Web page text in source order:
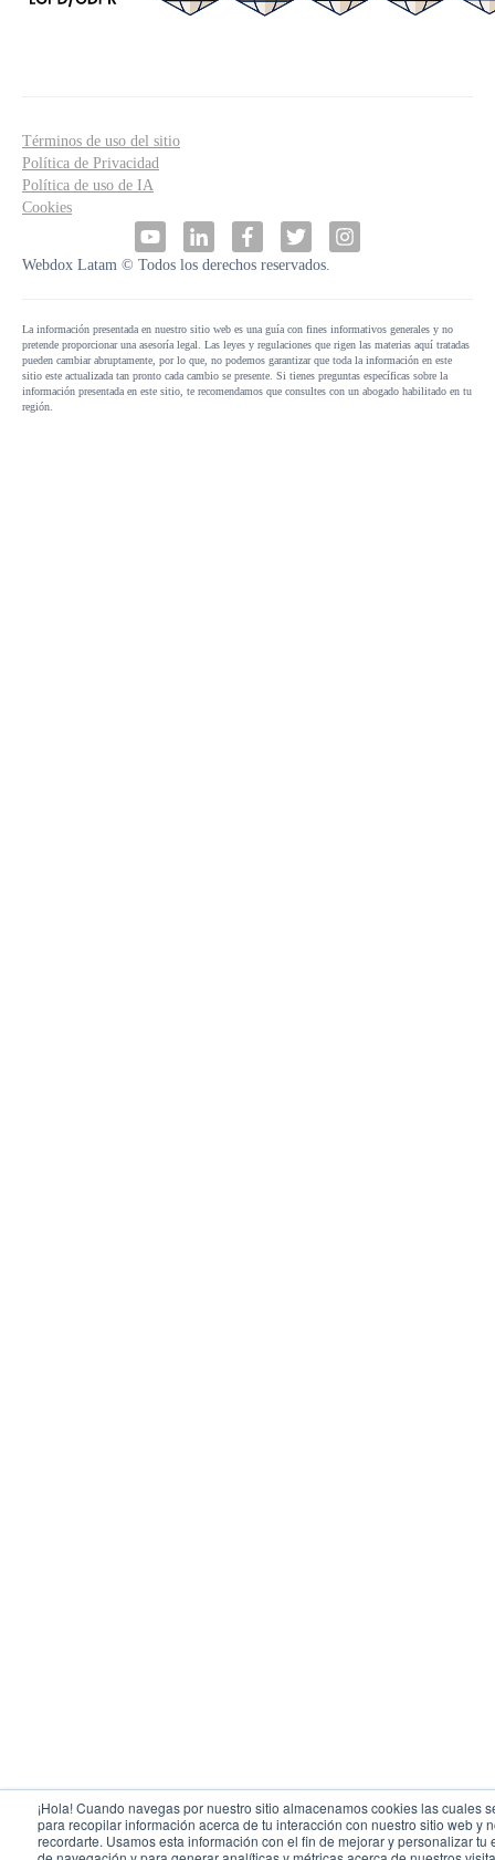
¡Hola! Cuando navegas por nuestro sitio almacenamos cookies las cuales
para recopilar información acerca de tu interacción con nuestro sitio web y
recordarte. Usamos esta información con el fin de mejorar y personalizar tu
Términos de uso del sitio
Política de Privacidad
Política de uso de IA
Cookies
Webdox Latam © Todos los derechos reservados.
La información presentada en nuestro sitio web es una guía con fines informativos generales y no
pretende proporcionar una asesoría legal. Las leyes y regulaciones que rigen las materias aquí tratadas
pueden cambiar abruptamente, por lo que, no podemos garantizar que toda la información en este
sitio este actualizada tan pronto cada cambio se presente. Si tienes preguntas específicas sobre la
información presentada en este sitio, te recomendamos que consultes con un abogado habilitado en tu
región.